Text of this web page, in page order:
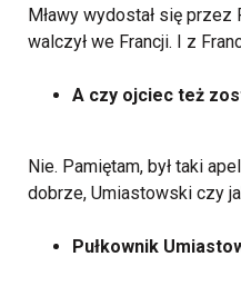
Mławy wydostał się przez
walczył we Francji. I z
A czy ojciec też
Nie. Pamiętam, był taki
dobrze, Umiastowski czy
Pułkownik